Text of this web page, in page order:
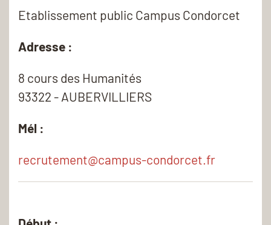
Etablissement public Campus Condorcet
Adresse :
8 cours des Humanités
93322 - AUBERVILLIERS
Mél :
recrutement@campus-condorcet.fr